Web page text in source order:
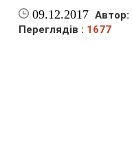
09.12.2017 Автор:
Переглядів : 1677